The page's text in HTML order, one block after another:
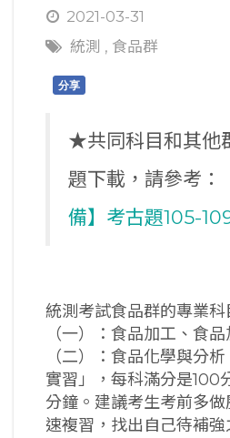
2021-03-31
統測 , 食品群
分享
★共同科目和其他
題下載，請參考：
備】考古題105-
統測考試食品群的專業
（一）：食品加工、食
（二）：食品化學與分
實習」，每科滿分是100
分鐘。建議考生考前多
速複習，找出自己待補強